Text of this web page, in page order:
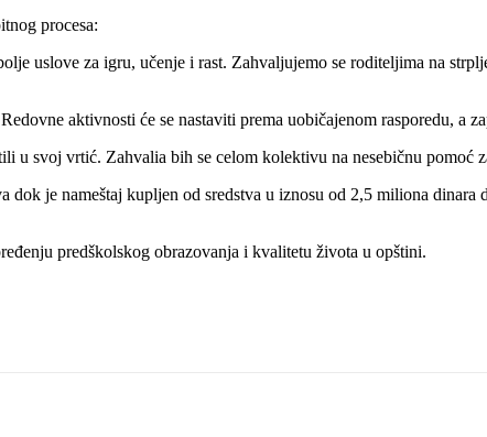
procesa:
uslove za igru, učenje i rast. Zahvaljujemo se roditeljima na
aktivnosti će se nastaviti prema uobičajenom rasporedu, a
u svoj vrtić. Zahvalia bih se celom kolektivu na nesebičnu pomoć
je nameštaj kupljen od sredstva u iznosu od 2,5 miliona
predškolskog obrazovanja i kvalitetu života u opštini.